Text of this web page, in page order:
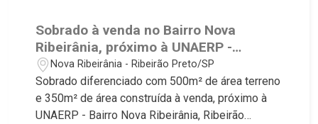
Sobrado à venda no Bairro Nova
Ribeirânia, próximo à UNAERP -
Ribeirão Preto/SP.
Nova Ribeirânia - Ribeirão Preto/SP
Sobrado diferenciado com 500m² de área terreno
e 350m² de área construída à venda, próximo à
UNAERP - Bairro Nova Ribeirânia, Ribeirão